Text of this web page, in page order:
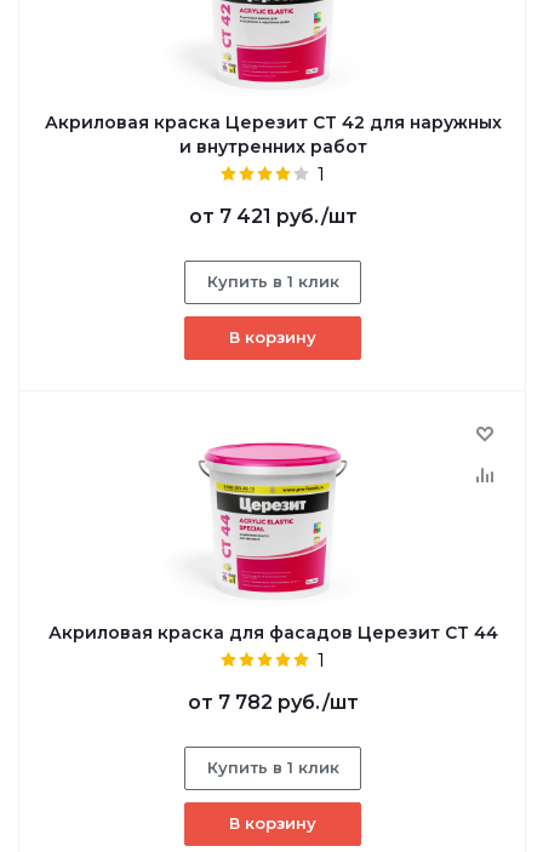
Акриловая краска Церезит CT 42 для наружных
и внутренних работ
1
от 7 421 руб./шт
Купить в 1 клик
В корзину
Акриловая краска для фасадов Церезит CT 44
1
от 7 782 руб./шт
Купить в 1 клик
В корзину